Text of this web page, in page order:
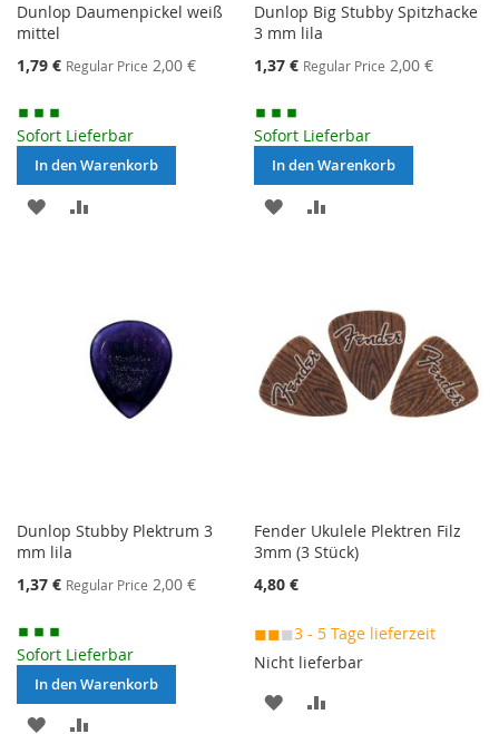
Dunlop Daumenpickel weiß
mittel
Special
1,79 € Regular Price 2,00 €
Sofort Lieferbar
In den Warenkorb
MERKEN
Dunlop Big Stubby Spitzhacke
3 mm lila
Special
1,37 € Regular Price 2,00 €
Sofort Lieferbar
In den Warenkorb
MERKEN
Dunlop Stubby Plektrum 3
mm lila
Special
Price
1,37 € Regular Price 2,00 €
Sofort Lieferbar
In den Warenkorb
MERKEN
Fender Ukulele Plektren Filz
3mm (3 Stück)
4,80 €
◼◼◼3 - 5 Tage lieferzeit
Nicht lieferbar
MERKEN